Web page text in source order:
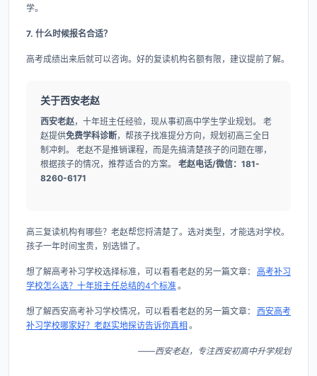
学。
7. 什么时候报名合适？
高考成绩出来后就可以咨询。好的复读机构名额有限，建议提前了解。
关于西安老赵
西安老赵，十年班主任经验，现从事初高中学生学业规划。 老
赵提供免费学科诊断，帮孩子找准提分方向，规划初高三全日
制冲刺。 老赵不是推销课程，而是先搞清楚孩子的问题在哪，
根据孩子的情况，推荐适合的方案。 老赵电话/微信：181-
8260-6171
高三复读机构有哪些？老赵帮您捋清楚了。选对类型，才能选对学校。
孩子一年时间宝贵，别选错了。
想了解高考补习学校选择标准，可以看看老赵的另一篇文章：
高考补习
学校怎么选？十年班主任总结的4个标准。
想了解西安高考补习学校情况，可以看看老赵的另一篇文章：
西安高考
补习学校哪家好？老赵实地探访告诉你真相 。
——西安老赵，专注西安初高中升学规划